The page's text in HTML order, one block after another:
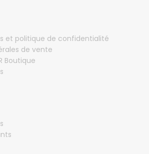
et politique de confidentialité
de vente
Boutique